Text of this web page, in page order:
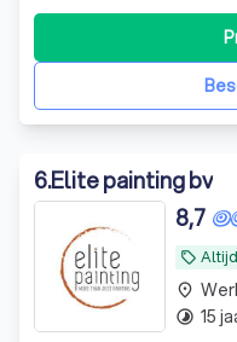
ziet je huis er binnenin
zeker iets gemeen: je
afgewerkt, dat het
6.Elite painting bv
local_offer
8,7
place
timelapse 15